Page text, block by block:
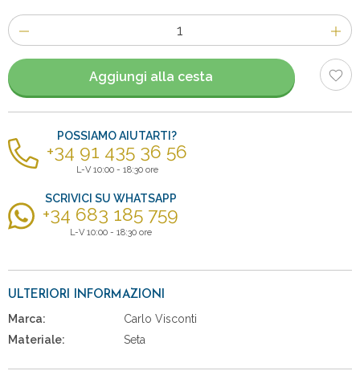
Numero
di
articoli
Aggiungi alla cesta
POSSIAMO AIUTARTI?
+34 91 435 36 56
L-V 10:00 - 18:30 ore
SCRIVICI SU WHATSAPP
+34 683 185 759
L-V 10:00 - 18:30 ore
ULTERIORI INFORMAZIONI
Marca:
Carlo Visconti
Materiale:
Seta